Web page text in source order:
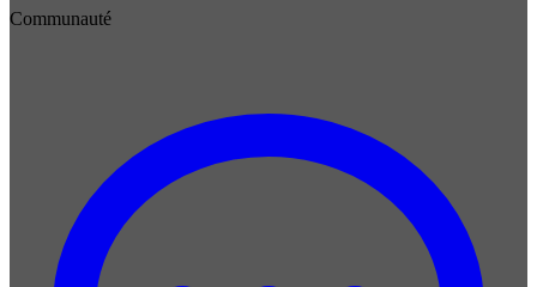
Communauté